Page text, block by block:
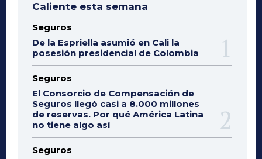
Caliente esta semana
Seguros
De la Espriella asumió en Cali la
posesión presidencial de Colombia
Seguros
El Consorcio de Compensación de
Seguros llegó casi a 8.000 millones
de reservas. Por qué América Latina
no tiene algo así
Seguros